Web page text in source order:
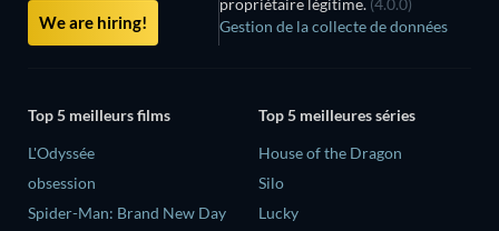
We are hiring!
propriétaire légitime. (4.0.0)
Gestion de la collecte de données
Top 5 meilleurs films
L'Odyssée
obsession
Spider-Man: Brand New Day
Top 5 meilleures séries
House of the Dragon
Silo
Lucky